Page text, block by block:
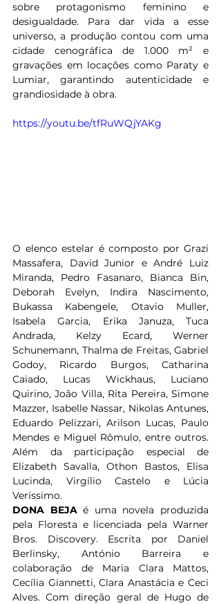
sobre protagonismo feminino e
desigualdade. Para dar vida a esse
universo, a produção contou com uma
cidade cenográfica de 1.000 m² e
gravações em locações como Paraty e
Lumiar, garantindo autenticidade e
grandiosidade à obra.
https://youtu.be/tfRuWQjYAKg
O elenco estelar é composto por Grazi
Massafera, David Junior e André Luiz
Miranda, Pedro Fasanaro, Bianca Bin,
Deborah Evelyn, Indira Nascimento,
Bukassa Kabengele, Otavio Muller,
Isabela Garcia, Erika Januza, Tuca
Andrada, Kelzy Ecard, Werner
Schunemann, Thalma de Freitas, Gabriel
Godoy, Ricardo Burgos, Catharina
Caiado, Lucas Wickhaus, Luciano
Quirino, João Villa, Rita Pereira, Simone
Mazzer, Isabelle Nassar, Nikolas Antunes,
Eduardo Pelizzari, Arilson Lucas, Paulo
Mendes e Miguel Rômulo, entre outros.
Além da participação especial de
Elizabeth Savalla, Othon Bastos, Elisa
Lucinda, Virgílio Castelo e Lúcia
Veríssimo.
DONA BEJA é uma novela produzida
pela Floresta e licenciada pela Warner
Bros. Discovery. Escrita por Daniel
Berlinsky, António Barreira e
colaboração de Maria Clara Mattos,
Cecília Giannetti, Clara Anastácia e Ceci
Alves. Com direção geral de Hugo de